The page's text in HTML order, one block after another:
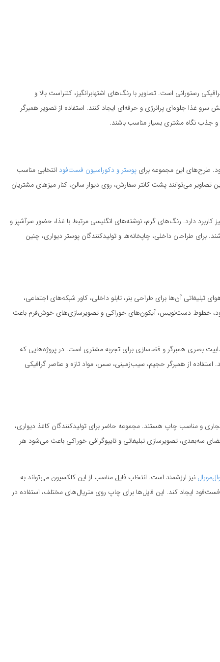
رستورانی است. تصاویر با رنگ‌های اشتهابرانگیز، کنتراست بالا و
غذا جلوه‌ای پرانرژی و حرفه‌ای ایجاد کنند. استفاده از تصویر همبرگر
جذب نگاه مشتری بسیار مناسب باشند.
طرح‌های این مجموعه برای پوستر و دکوراسیون فست‌فود انتخابی مناسب
می‌توانند پشت کانتر سفارش، روی دیوار سالن، کنار میزهای مشتریان
کاربرد دارد. رنگ‌های گرم، نوشته‌های انگلیسی مرتبط با غذا، حضور سرآشپز و
طراحان داخلی، چاپخانه‌ها و تولیدکنندگان پوستر دیواری، چنین
آن‌ها برای طراحی بنر، تابلو داخلی، کاور شبکه‌های اجتماعی،
خطوط دست‌نویس، آیکون‌های خوراکی و تصویرسازی‌های خوش‌فرم باعث
جذابیت بصری همبرگر و فضاسازی برای تجربه مشتری است. در پروژه‌هایی که
استفاده از همبرگر حجیم، سیب‌زمینی، سس، مواد تازه و عناصر گرافیکی
تجاری و مناسب چاپ هستند. مجموعه حاضر برای تولیدکنندگان کاغذ دیواری،
سه‌بعدی، تصویرسازی تبلیغاتی و تایپوگرافی خوراکی باعث می‌شود هر
نیز ارزشمند است. انتخاب فایل مناسب از این کلکسیون می‌تواند به
ایجاد کند. این فایل‌ها برای چاپ روی متریال‌های مختلف، استفاده در